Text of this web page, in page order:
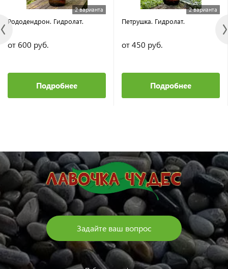
2 варианта
Рододендрон. Гидролат.
от 600 руб.
Подробнее
2 варианта
Петрушка. Гидролат.
от 450 руб.
Подробнее
Задайте ваш вопрос